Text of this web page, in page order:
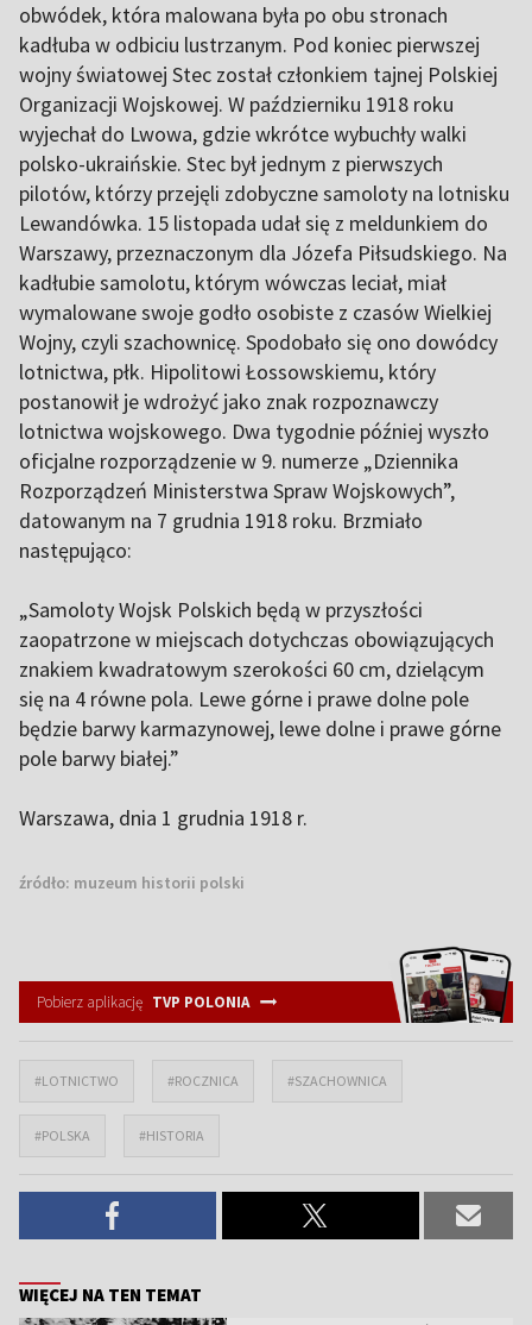
obwódek, która malowana była po obu stronach
kadłuba w odbiciu lustrzanym. Pod koniec pierwszej
wojny światowej Stec został członkiem tajnej Polskiej
Organizacji Wojskowej. W październiku 1918 roku
wyjechał do Lwowa, gdzie wkrótce wybuchły walki
polsko-ukraińskie. Stec był jednym z pierwszych
pilotów, którzy przejęli zdobyczne samoloty na lotnisku
Lewandówka. 15 listopada udał się z meldunkiem do
Warszawy, przeznaczonym dla Józefa Piłsudskiego. Na
kadłubie samolotu, którym wówczas leciał, miał
wymalowane swoje godło osobiste z czasów Wielkiej
Wojny, czyli szachownicę. Spodobało się ono dowódcy
lotnictwa, płk. Hipolitowi Łossowskiemu, który
postanowił je wdrożyć jako znak rozpoznawczy
lotnictwa wojskowego. Dwa tygodnie później wyszło
oficjalne rozporządzenie w 9. numerze „Dziennika
Rozporządzeń Ministerstwa Spraw Wojskowych”,
datowanym na 7 grudnia 1918 roku. Brzmiało
następująco:
„Samoloty Wojsk Polskich będą w przyszłości
zaopatrzone w miejscach dotychczas obowiązujących
znakiem kwadratowym szerokości 60 cm, dzielącym
się na 4 równe pola. Lewe górne i prawe dolne pole
będzie barwy karmazynowej, lewe dolne i prawe górne
pole barwy białej.”
Warszawa, dnia 1 grudnia 1918 r.
źródło: muzeum historii polski
Pobierz aplikację TVP POLONIA
#LOTNICTWO #ROCZNICA #SZACHOWNICA
#POLSKA #HISTORIA
WIĘCEJ NA TEN TEMAT